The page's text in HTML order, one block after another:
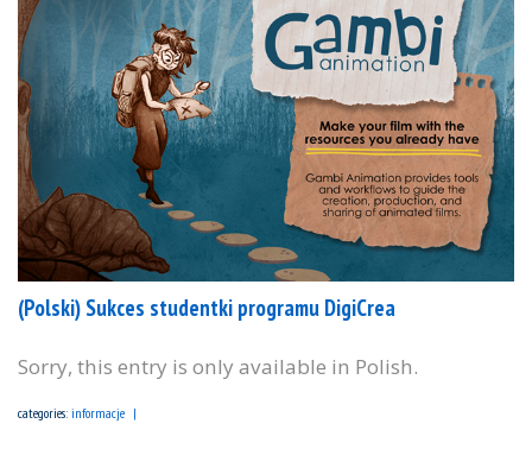
(Polski) Sukces studentki programu DigiCrea
Sorry, this entry is only available in Polish.
categories: informacje